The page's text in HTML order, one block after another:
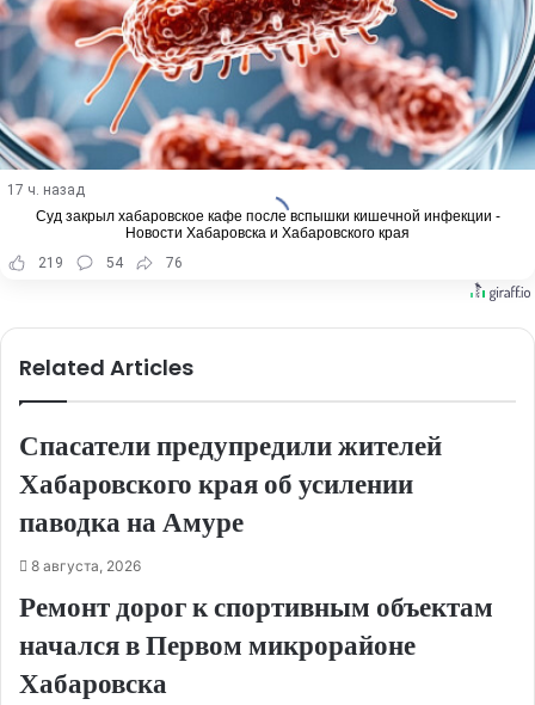
17 ч. назад
Суд закрыл хабаровское кафе после вспышки кишечной инфекции -
Новости Хабаровска и Хабаровского края
219
54 76
Related Articles
Спасатели предупредили жителей
Хабаровского края об усилении
паводка на Амуре
8 августа, 2026
Ремонт дорог к спортивным объектам
начался в Первом микрорайоне
Хабаровска